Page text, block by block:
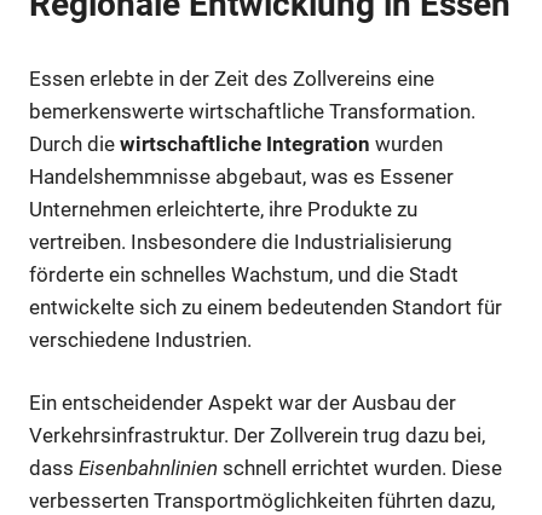
Essen erlebte in der Zeit des Zollvereins eine
bemerkenswerte wirtschaftliche Transformation.
Durch die wirtschaftliche Integration wurden
Handelshemmnisse abgebaut, was es Essener
Unternehmen erleichterte, ihre Produkte zu
vertreiben. Insbesondere die Industrialisierung
förderte ein schnelles Wachstum, und die Stadt
entwickelte sich zu einem bedeutenden Standort für
verschiedene Industrien.
Ein entscheidender Aspekt war der Ausbau der
Verkehrsinfrastruktur. Der Zollverein trug dazu bei,
dass Eisenbahnlinien schnell errichtet wurden. Diese
verbesserten Transportmöglichkeiten führten dazu,